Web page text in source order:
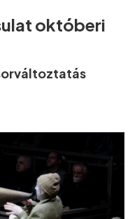
októberi